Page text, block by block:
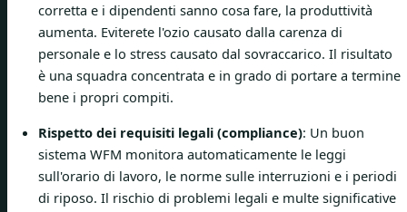
corretta e i dipendenti sanno cosa fare, la produttività
aumenta. Eviterete l'ozio causato dalla carenza di
personale e lo stress causato dal sovraccarico. Il risultato
è una squadra concentrata e in grado di portare a termine
bene i propri compiti.
Rispetto dei requisiti legali (compliance): Un buon
sistema WFM monitora automaticamente le leggi
sull'orario di lavoro, le norme sulle interruzioni e i periodi
di riposo. Il rischio di problemi legali e multe significative